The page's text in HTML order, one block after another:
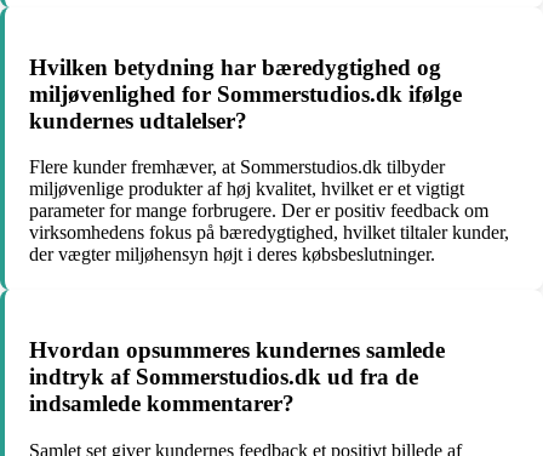
Hvilken betydning har bæredygtighed og
miljøvenlighed for Sommerstudios.dk ifølge
kundernes udtalelser?
Flere kunder fremhæver, at Sommerstudios.dk tilbyder
miljøvenlige produkter af høj kvalitet, hvilket er et vigtigt
parameter for mange forbrugere. Der er positiv feedback om
virksomhedens fokus på bæredygtighed, hvilket tiltaler kunder,
der vægter miljøhensyn højt i deres købsbeslutninger.
Hvordan opsummeres kundernes samlede
indtryk af Sommerstudios.dk ud fra de
indsamlede kommentarer?
Samlet set giver kundernes feedback et positivt billede af